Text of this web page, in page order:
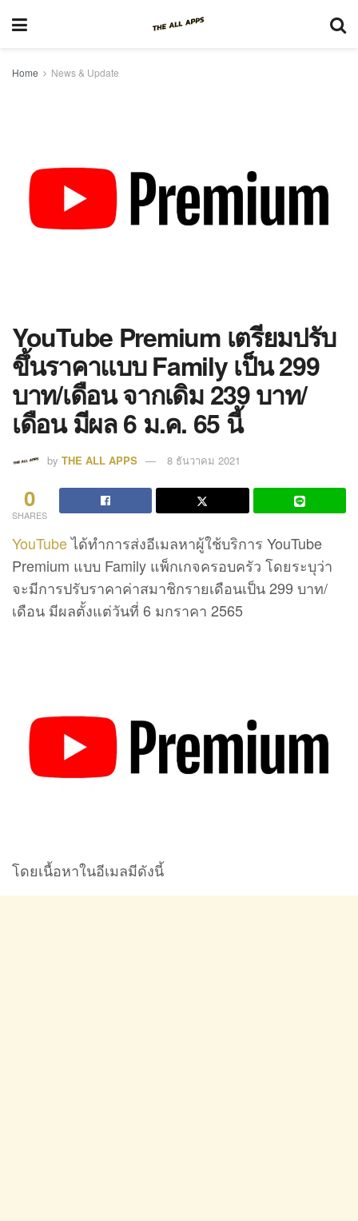
Home News & Update
YouTube Premium เตรียมปรับ
ขึ้นราคาแบบ Family เป็น 299
บาท/เดือน จากเดิม 239 บาท/
เดือน มีผล 6 ม.ค. 65 นี้
by THE ALL APPS 8 ธันวาคม 2021
0
SHARES
YouTubeได้ทำการส่งอีเมลหาผู้ใช้บริการ YouTube
Premium แบบ Family แพ็กเกจครอบครัว โดยระบุว่า
จะมีการปรับราคาค่าสมาชิกรายเดือนเป็น 299 บาท/
เดือน มีผลตั้งแต่วันที่ 6 มกราคา 2565
โดยเนื้อหาในอีเมลมีดังนี้